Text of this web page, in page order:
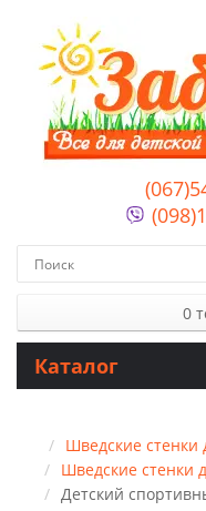
0
Каталог
Шведские стенки
Шведские стенки
Детский